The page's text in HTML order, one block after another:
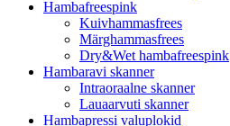
Hambafreespink
Kuivhammasfrees
Märghammasfrees
Dry&Wet hambafreespink
Hambaravi skanner
Intraoraalne skanner
Lauaarvuti skanner
Hambapressi valuplokid